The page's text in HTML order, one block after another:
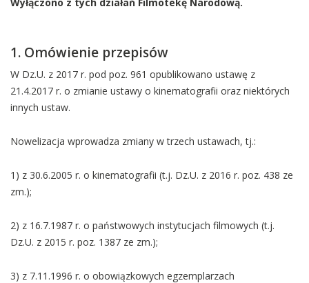
1. Omówienie przepisów
W Dz.U. z 2017 r. pod poz. 961 opublikowano ustawę z
21.4.2017 r. o zmianie ustawy o kinematografii oraz niektórych
innych ustaw.
Nowelizacja wprowadza zmiany w trzech ustawach, tj.:
1) z 30.6.2005 r. o kinematografii (t.j. Dz.U. z 2016 r. poz. 438 ze
zm.);
2) z 16.7.1987 r. o państwowych instytucjach filmowych (t.j.
Dz.U. z 2015 r. poz. 1387 ze zm.);
3) z 7.11.1996 r. o obowiązkowych egzemplarzach